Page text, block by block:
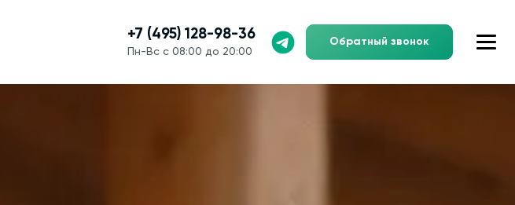
+7 (495) 128-98-36
Пн-Вс с 08:00 до 20:00
Обратный звонок